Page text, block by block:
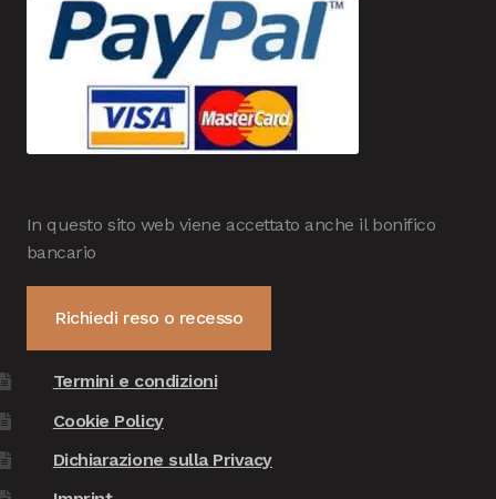
In questo sito web viene accettato anche il bonifico
bancario
Richiedi reso o recesso
Termini e condizioni
Cookie Policy
Dichiarazione sulla Privacy